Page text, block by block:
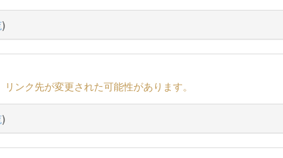
)
ンク先が変更された可能性があります。
)